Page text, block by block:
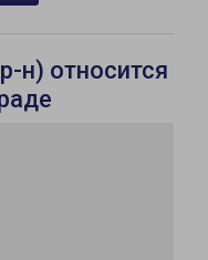
н) относится